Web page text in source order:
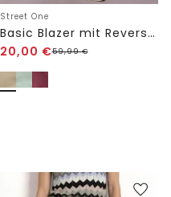
Street One
Basic Blazer mit Reverskragen
20,00 €59,99€